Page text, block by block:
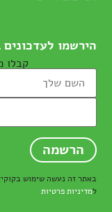
הירשמו לעדכונים
קבלו
באתר זה נעשה שימוש
למדיניות פרטיות